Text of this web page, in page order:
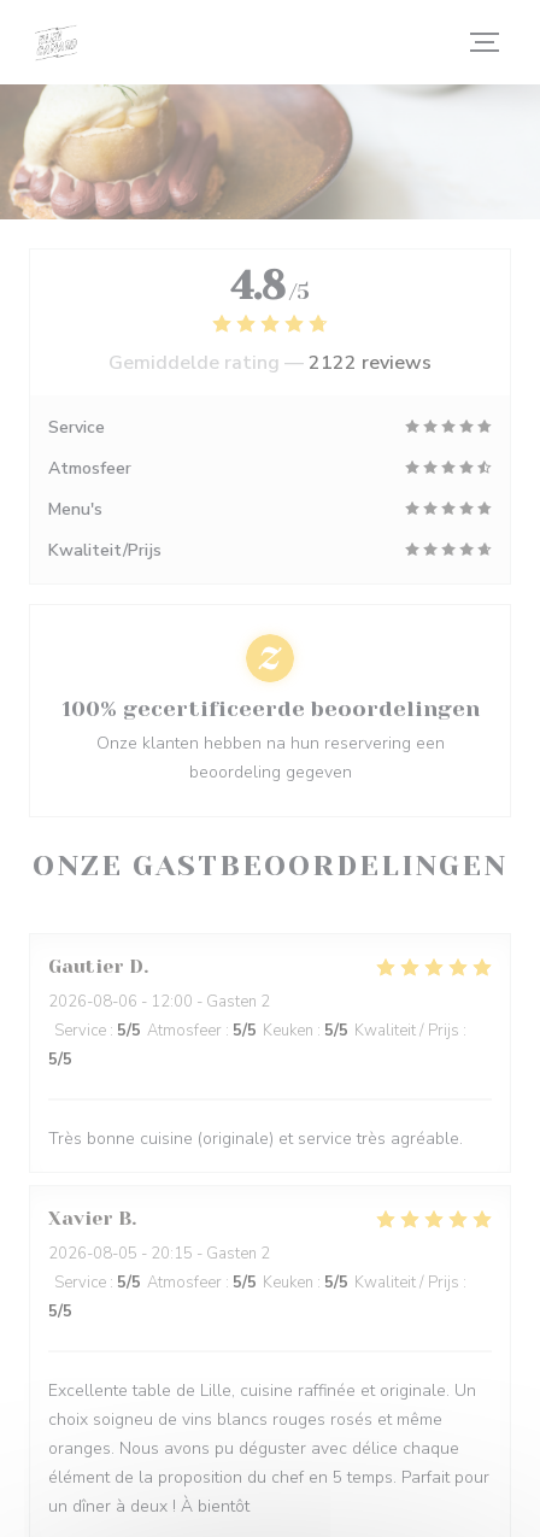
ONZE GASTBEOORDELINGEN
Gautier D
2026-08-06 - 12:00 - Gasten 2
Service : 5/5 Atmosfeer : 5/5 Keuken : 5/5 Kwaliteit / Prijs :
5/5
Très bonne cuisine (originale) et service très agréable.
Xavier B
2026-08-05 - 20:15 - Gasten 2
Service : 5/5 Atmosfeer : 5/5 Keuken : 5/5 Kwaliteit / Prijs :
5/5
Excellente table de Lille, cuisine raffinée et originale. Un
choix soigneu de vins blancs rouges rosés et même
oranges. Nous avons pu déguster avec délice chaque
élément de la proposition du chef en 5 temps. Parfait pour
un dîner à deux ! À bientôt
4.8 /5
Gemiddelde rating —2122 reviews
Service
Atmosfeer
Menu's
Kwaliteit/Prijs
100% gecertificeerde beoordelingen
Onze klanten hebben na hun reservering een
beoordeling gegeven